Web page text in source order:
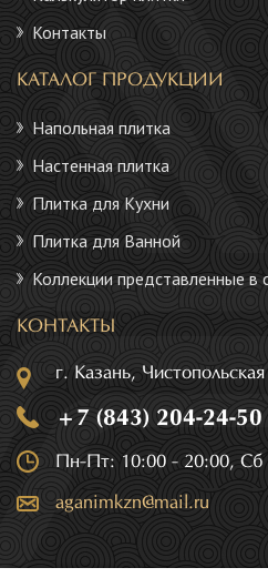
Контакты
КАТАЛОГ ПРОДУКЦИИ
Напольная плитка
Настенная плитка
Плитка для Кухни
Плитка для Ванной
Коллекции представленные в
КОНТАКТЫ
г. Казань,
+7 (843) 204-24-50
Пн-Пт: 10:00 - 20:00, Сб
aganimkzn@mail.ru